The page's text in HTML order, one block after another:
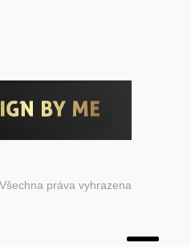
práva vyhrazena